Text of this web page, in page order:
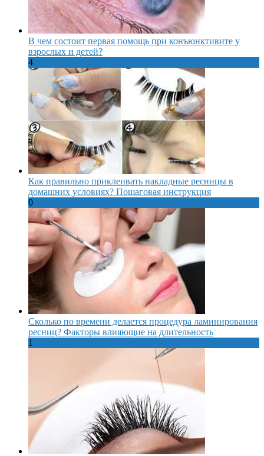
В чем состоит первая помощь при конъюнктивите у
взрослых и детей?
4
Как правильно приклеивать накладные ресницы в
домашних условиях? Пошаговая инструкция
0
Сколько по времени делается процедура ламинирования
ресниц? Факторы влияющие на длительность
1